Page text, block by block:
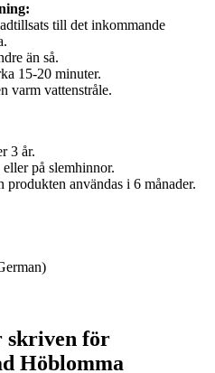
till det inkommande
än så.
15-20 minuter.
varm vattenstråle.
3 år.
på slemhinnor.
produkten användas i 6 månader.
skriven för
Höblomma